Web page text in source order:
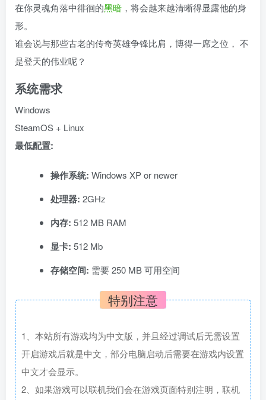
在你灵魂角落中徘徊的黑暗 ，将会越来越清晰得显露他的身
形。
谁会说与那些古老的传奇英雄争锋比肩，博得一席之位， 不
是登天的伟业呢？
系统需求
Windows
SteamOS + Linux
最低配置:
操作系统: Windows XP or newer
处理器: 2GHz
内存: 512 MB RAM
显卡: 512 Mb
存储空间: 需要 250 MB 可用空间
特别注意
1、本站所有游戏均为中文版，并且经过调试后无需设置
开启游戏后就是中文，部分电脑启动后需要在游戏内设置
中文才会显示。
2、如果游戏可以联机我们会在游戏页面特别注明，联机